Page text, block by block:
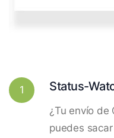
1 Status-
¿Tu envío de
puedes